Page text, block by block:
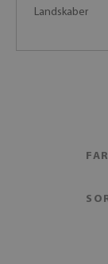
Landskaber